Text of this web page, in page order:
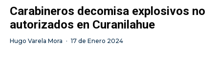
Carabineros decomisa explosivos no
autorizados en Curanilahue
Hugo Varela Mora · 17 de Enero 2024